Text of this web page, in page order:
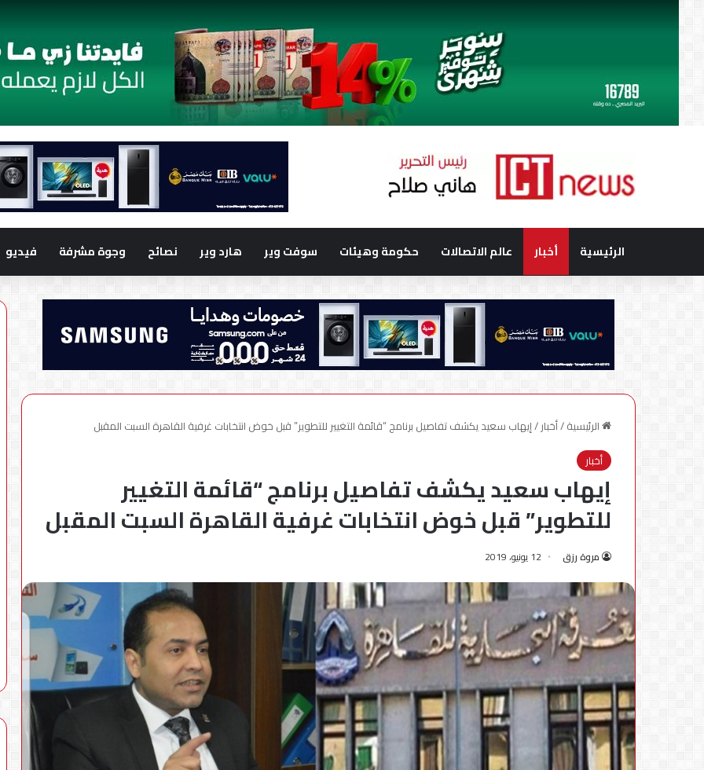
الرئيسية أخبار عالم الاتصالات حكومة وهيئات سوفت وير هارد وير نصائح وجوة مشرفة فيديو
الرئيسية/أخبار/إيهاب سعيد يكشف تفاصيل برنامج “قائمة التغيير للتطوير” قبل خوض انتخابات غرفية القاهرة السبت المقبل
أخبار
إيهاب سعيد يكشف تفاصيل برنامج “قائمة التغيير
للتطوير” قبل خوض انتخابات غرفية القاهرة السبت المقبل
مروة رزق 12 يونيو، 2019